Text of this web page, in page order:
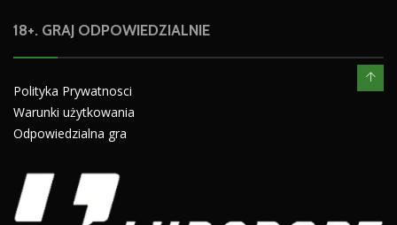
18+. GRAJ ODPOWIEDZIALNIE
Polityka Prywatnosci
Warunki użytkowania
Odpowiedzialna gra